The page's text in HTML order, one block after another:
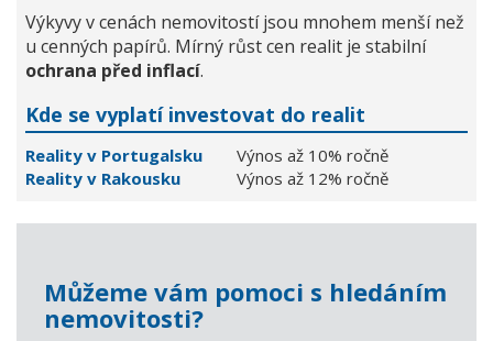
Výkyvy v cenách nemovitostí jsou mnohem menší než
u cenných papírů. Mírný růst cen realit je stabilní
ochrana před inflací.
Kde se vyplatí investovat do realit
Reality v Portugalsku
Výnos až 10% ročně
Reality v Rakousku
Výnos až 12% ročně
Můžeme vám pomoci s hledáním
nemovitosti?